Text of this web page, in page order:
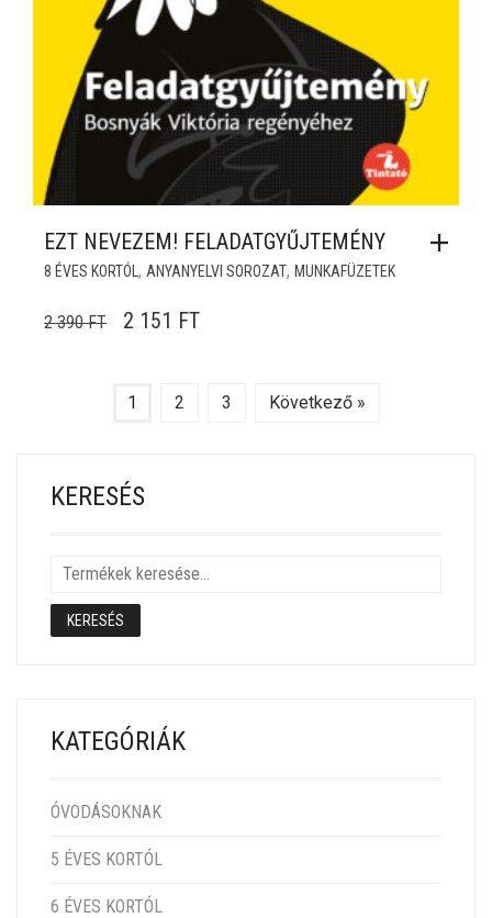
EZT NEVEZEM! FELADATGYŰJTEMÉNY
8 ÉVES KORTÓL , ANYANYELVI SOROZAT, MUNKAFÜZETEK
2 390FT ORIGINAL PRICE WAS: 2 390 FT.
2 151 FTCURRENT PRICE IS: 2 151 FT.
1 2 3 Következő »
KERESÉS
KERESÉS
KATEGÓRIÁK
ÓVODÁSOKNAK
5 ÉVES KORTÓL
6 ÉVES KORTÓL